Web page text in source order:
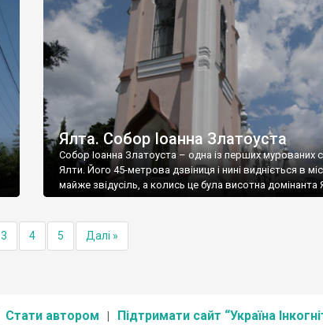
Ялта. Собор Іоанна Златоуста
Собор Іоанна Златоуста – одна із перших мурованих
Ялти. Його 45-метрова дзвіниця і нині видніється в
майже звідусіль, а колись це була висотна домінанта
3 4 5 Далі »
Стати автором Підтримати сайт “Україна